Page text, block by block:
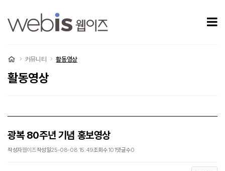
처음으로
커뮤니티 활동영상
활동영상
광복 80주년 기념 홍보영상
작성자웹이즈작성일25-08-08 15:49조회수101댓글수0